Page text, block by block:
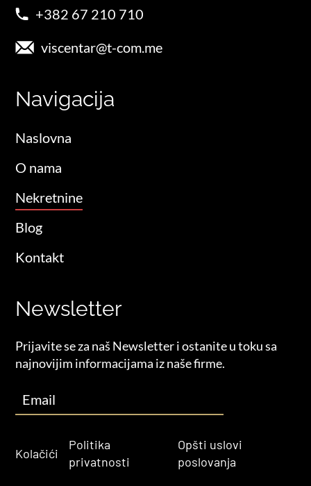
+382 67 210 710
viscentar@t-com.me
Navigacija
Naslovna
O nama
Nekretnine
Blog
Kontakt
Newsletter
Prijavite se za naš Newsletter i ostanite u toku sa
najnovijim informacijama iz naše firme.
Kolačići
Politika
privatnosti
Opšti uslovi
poslovanja